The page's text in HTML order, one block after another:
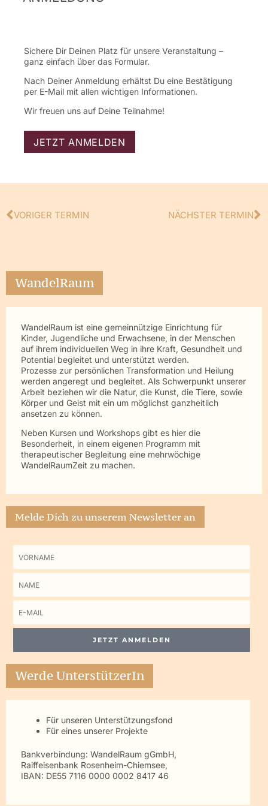
Sichere Dir Deinen Platz für unsere Veranstaltung –
ganz einfach über das Formular.
Nach Deiner Anmeldung erhältst Du eine Bestätigung
per E-Mail mit allen wichtigen Informationen.
Wir freuen uns auf Deine Teilnahme!
JETZT ANMELDEN
Zurück
VORIGER TERMIN NÄCHSTER TERMIN
WandelRaum
WandelRaum ist eine gemeinnützige Einrichtung für
Kinder, Jugendliche und Erwachsene, in der Menschen
auf ihrem individuellen Weg in ihre Kraft, Gesundheit und
Potential begleitet und unterstützt werden.
Prozesse zur persönlichen Transformation und Heilung
werden angeregt und begleitet. Als Schwerpunkt unserer
Arbeit beziehen wir die Natur, die Kunst, die Tiere, sowie
Körper und Geist mit ein um möglichst ganzheitlich
ansetzen zu können.
Neben Kursen und Workshops gibt es hier die
Besonderheit, in einem eigenen Programm mit
therapeutischer Begleitung eine mehrwöchige
WandelRaumZeit zu machen.
Melde Dich zu unserem Newsletter an
Vorname
Name
E-
Mail
JETZT ANMELDEN
Werde UnterstützerIn
Für unseren Unterstützungsfond
Für eines unserer Projekte
Bankverbindung: WandelRaum gGmbH,
Raiffeisenbank Rosenheim-Chiemsee,
IBAN: DE55 7116 0000 0002 8417 46